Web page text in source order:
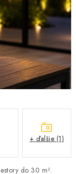
do 30 m².
+ ďalšie (1)